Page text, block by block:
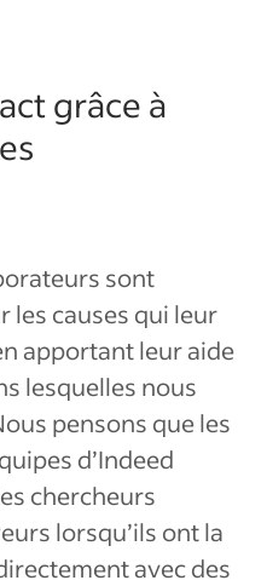
grâce à
sont
les causes qui leur
apportant leur aide
lesquelles nous
pensons que les
d’Indeed
chercheurs
lorsqu’ils ont la
avec des